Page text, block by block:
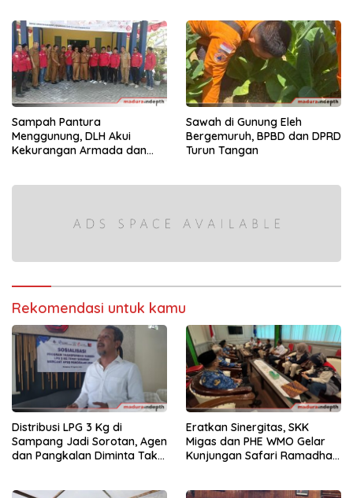
Sampah Pantura
Menggunung, DLH Akui
Kekurangan Armada dan
Sawah di Gunung Eleh
Bergemuruh, BPBD dan DPRD
Turun Tangan
Rekomendasi untuk kamu
Distribusi LPG 3 Kg di
Sampang Jadi Sorotan, Agen
dan Pangkalan Diminta Tak
Eratkan Sinergitas, SKK
Migas dan PHE WMO Gelar
Kunjungan Safari Ramadhan